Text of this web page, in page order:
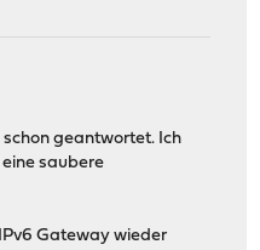
schon geantwortet. Ich
saubere
Gateway wieder